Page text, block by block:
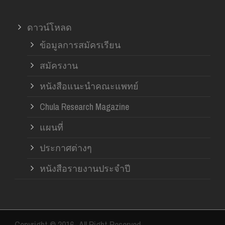
ดาวน์โหลด
ข้อมูลการสมัครเรียน
สมัครงาน
หนังสือแนะนำคณะแพทย์
Chula Research Magazine
แผนที่
ประกาศต่างๆ
หนังสือรายงานประจำปี